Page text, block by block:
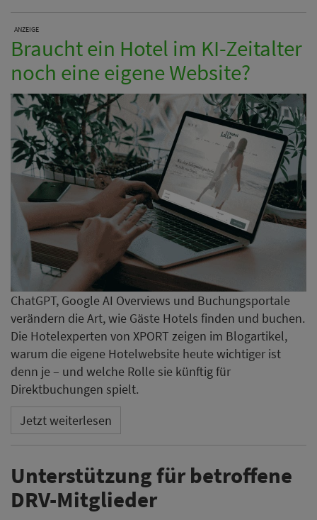
ANZEIGE
Braucht ein Hotel im KI-Zeitalter
noch eine eigene Website?
ChatGPT, Google AI Overviews und Buchungsportale
verändern die Art, wie Gäste Hotels finden und buchen.
Die Hotelexperten von XPORT zeigen im Blogartikel,
warum die eigene Hotelwebsite heute wichtiger ist
denn je – und welche Rolle sie künftig für
Direktbuchungen spielt.
Jetzt weiterlesen
Unterstützung für betroffene
DRV-Mitglieder